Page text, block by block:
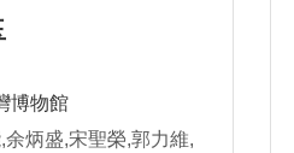
博物館
炳盛,宋聖榮,郭力維,